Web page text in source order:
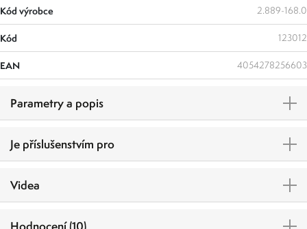
Kód výrobce 2.889-168.0
Kód 123012
EAN 4054278256603
Parametry a popis
Je příslušenstvím pro
Videa